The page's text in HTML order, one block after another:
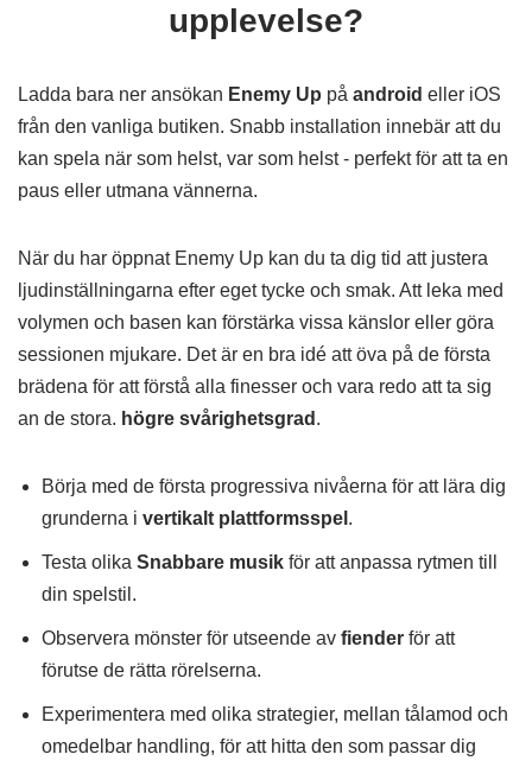
upplevelse?
Ladda bara ner ansökan Enemy Up på android eller iOS
från den vanliga butiken. Snabb installation innebär att du
kan spela när som helst, var som helst - perfekt för att ta en
paus eller utmana vännerna.
När du har öppnat Enemy Up kan du ta dig tid att justera
ljudinställningarna efter eget tycke och smak. Att leka med
volymen och basen kan förstärka vissa känslor eller göra
sessionen mjukare. Det är en bra idé att öva på de första
brädena för att förstå alla finesser och vara redo att ta sig
an de stora. högre svårighetsgrad .
Börja med de första progressiva nivåerna för att lära dig
grunderna i vertikalt plattformsspel .
Testa olika Snabbare musik för att anpassa rytmen till
din spelstil.
Observera mönster för utseende av fiender för att
förutse de rätta rörelserna.
Experimentera med olika strategier, mellan tålamod och
omedelbar handling, för att hitta den som passar dig